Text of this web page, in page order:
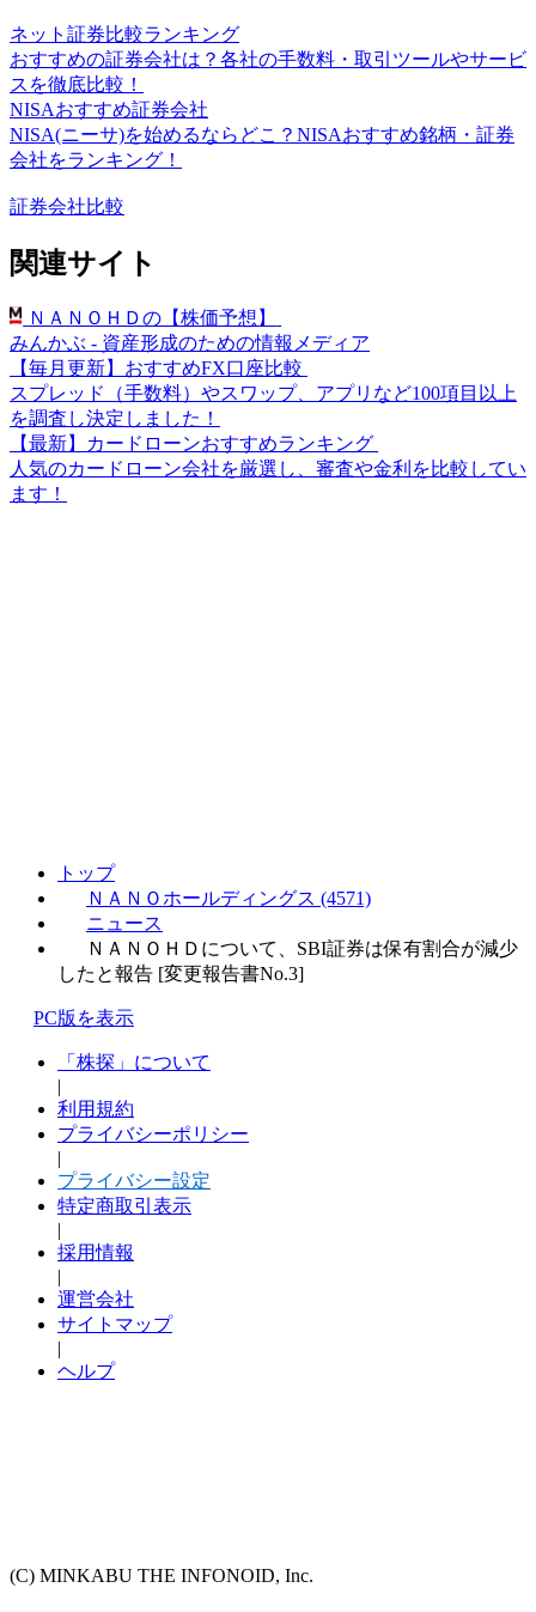
ネット証券比較ランキング
おすすめの証券会社は？各社の手数料・取引ツールやサービ
スを徹底比較！
NISAおすすめ証券会社
NISA(ニーサ)を始めるならどこ？NISAおすすめ銘柄・証券
会社をランキング！
証券会社比較
関連サイト
ＮＡＮＯＨＤの【株価予想】
みんかぶ - 資産形成のための情報メディア
【毎月更新】おすすめFX口座比較
スプレッド（手数料）やスワップ、アプリなど100項目以上
を調査し決定しました！
【最新】カードローンおすすめランキング
人気のカードローン会社を厳選し、審査や金利を比較してい
ます！
トップ
ＮＡＮＯホールディングス (4571)
ニュース
ＮＡＮＯＨＤについて、SBI証券は保有割合が減少
したと報告 [変更報告書No.3]
PC版を表示
「株探」について
|
利用規約
プライバシーポリシー
|
プライバシー設定
特定商取引表示
|
採用情報
|
運営会社
サイトマップ
|
ヘルプ
(C) MINKABU THE INFONOID, Inc.